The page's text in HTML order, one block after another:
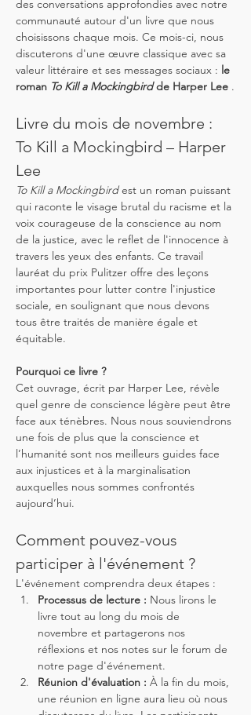
des conversations approfondies avec notre
communauté autour d'un livre que nous
choisissons chaque mois. Ce mois-ci, nous
discuterons d'une œuvre classique avec sa
valeur littéraire et ses messages sociaux : le
roman To Kill a Mockingbird de Harper Lee .
Livre du mois de novembre :
To Kill a Mockingbird – Harper
Lee
To Kill a Mockingbird est un roman puissant
qui raconte le visage brutal du racisme et la
voix courageuse de la conscience au nom
de la justice, avec le reflet de l'innocence à
travers les yeux des enfants. Ce travail
lauréat du prix Pulitzer offre des leçons
importantes pour lutter contre l'injustice
sociale, en soulignant que nous devons
tous être traités de manière égale et
équitable.
Pourquoi ce livre ?
Cet ouvrage, écrit par Harper Lee, révèle
quel genre de conscience légère peut être
face aux ténèbres. Nous nous souviendrons
une fois de plus que la conscience et
l’humanité sont nos meilleurs guides face
aux injustices et à la marginalisation
auxquelles nous sommes confrontés
aujourd’hui.
Comment pouvez-vous
participer à l'événement ?
L'événement comprendra deux étapes :
Processus de lecture : Nous lirons le
livre tout au long du mois de
novembre et partagerons nos
réflexions et nos notes sur le forum de
notre page d'événement.
Réunion d'évaluation : À la fin du mois,
une réunion en ligne aura lieu où nous